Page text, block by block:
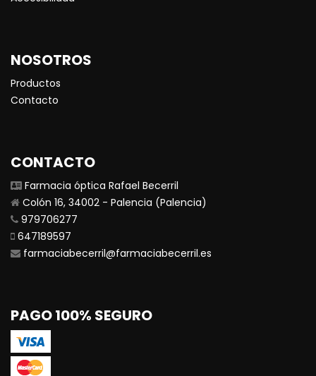
NOSOTROS
Productos
Contacto
CONTACTO
Farmacia óptica Rafael Becerril
Colón 16, 34002 - Palencia (Palencia)
979706277
647189597
farmaciabecerril@farmaciabecerril.es
PAGO 100% SEGURO